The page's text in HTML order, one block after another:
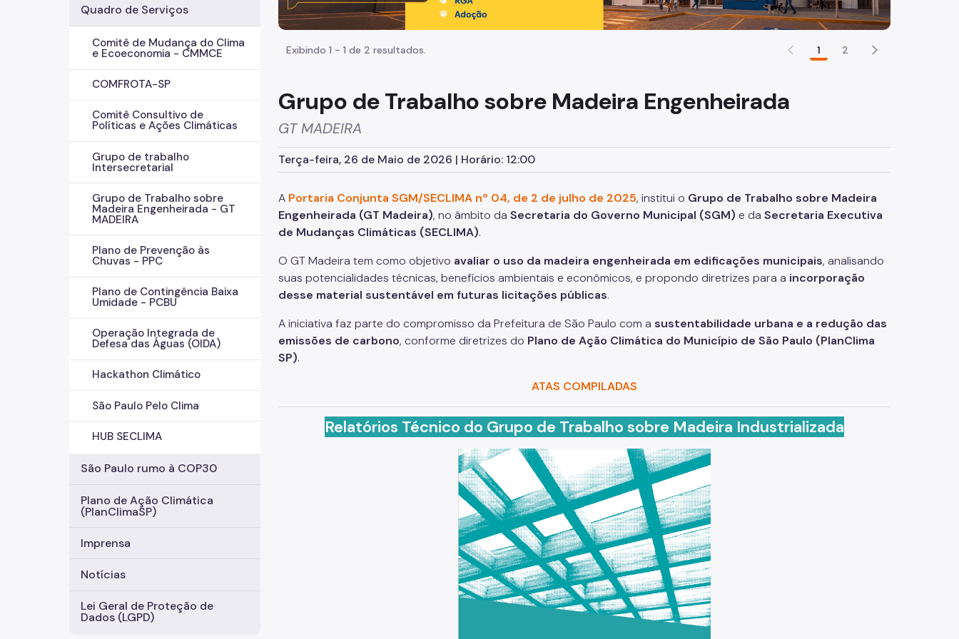
Quadro de Serviços
Comitê de Mudança do Clima
e Ecoeconomia - CMMCE
COMFROTA-SP
Comitê Consultivo de
Políticas e Ações Climáticas
Grupo de trabalho
Intersecretarial
Grupo de Trabalho sobre
Madeira Engenheirada - GT
MADEIRA
Plano de Prevenção às
Chuvas - PPC
Plano de Contingência Baixa
Umidade - PCBU
Operação Integrada de
Defesa das Águas (OIDA)
Hackathon Climático
São Paulo Pelo Clima
HUB SECLIMA
São Paulo rumo à COP30
Plano de Ação Climática
(PlanClimaSP)
Imprensa
Notícias
Lei Geral de Proteção de
Dados (LGPD)
Exibindo 1 - 1 de 2 resultados. 1 2
Grupo de Trabalho sobre Madeira Engenheirada
GT MADEIRA
Terça-feira, 26 de Maio de 2026 | Horário: 12:00
A Portaria Conjunta SGM/SECLIMA nº 04, de 2 de julho de 2025, institui o Grupo de Trabalho sobre Madeira
Engenheirada (GT Madeira), no âmbito da Secretaria do Governo Municipal (SGM) e da Secretaria Executiva
de Mudanças Climáticas (SECLIMA).
O GT Madeira tem como objetivo avaliar o uso da madeira engenheirada em edificações municipais, analisando
suas potencialidades técnicas, benefícios ambientais e econômicos, e propondo diretrizes para a incorporação
desse material sustentável em futuras licitações públicas.
A iniciativa faz parte do compromisso da Prefeitura de São Paulo com a sustentabilidade urbana e a redução das
emissões de carbono, conforme diretrizes do Plano de Ação Climática do Município de São Paulo (PlanClima
SP).
ATAS COMPILADAS
Relatórios Técnico do Grupo de Trabalho sobre Madeira Industrializada